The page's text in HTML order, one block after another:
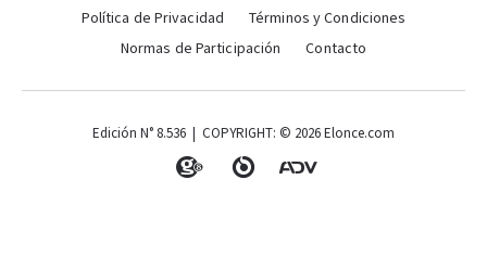
Política de Privacidad
Términos y Condiciones
Normas de Participación
Contacto
Edición N° 8.536 | COPYRIGHT: © 2026 Elonce.com